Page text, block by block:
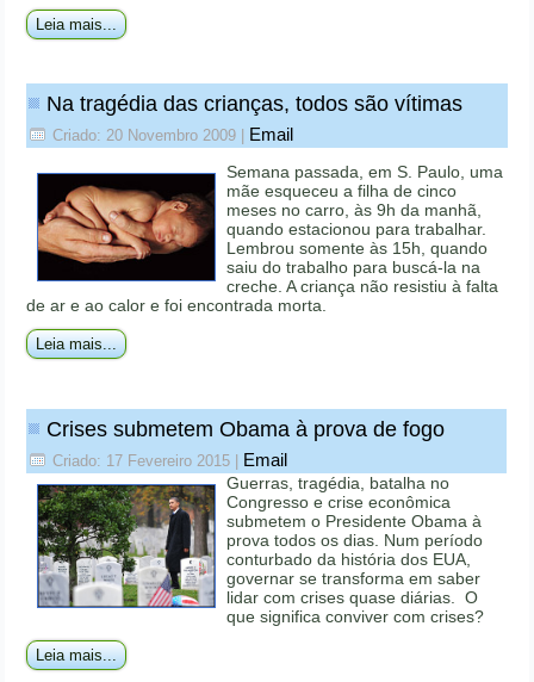
Leia mais...
Na tragédia das crianças, todos são vítimas
Criado: 20 Novembro 2009 Email
Semana passada, em S. Paulo, uma
mãe esqueceu a filha de cinco
meses no carro, às 9h da manhã,
quando estacionou para trabalhar.
Lembrou somente às 15h, quando
saiu do trabalho para buscá-la na
creche. A criança não resistiu à falta
de ar e ao calor e foi encontrada morta.
Leia mais...
Crises submetem Obama à prova de fogo
Criado: 17 Fevereiro 2015 Email
Guerras, tragédia, batalha no
Congresso e crise econômica
submetem o Presidente Obama à
prova todos os dias. Num período
conturbado da história dos EUA,
governar se transforma em saber
lidar com crises quase diárias. O
que significa conviver com crises?
Leia mais...